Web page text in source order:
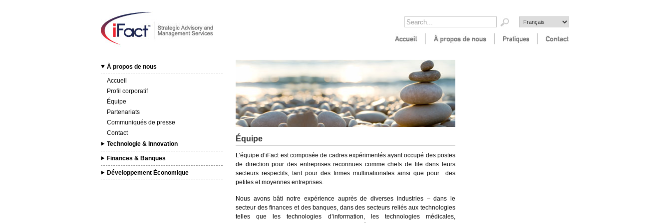
À propos de nous
Accueil
Profil corporatif
Équipe
Partenariats
Communiqués de presse
Contact
Technologie & Innovation
Finances & Banques
Développement Économique
Équipe
L’équipe d’iFact est composée de cadres expérimentés ayant occupé des postes
de direction pour des entreprises reconnues comme chefs de file dans leurs
secteurs respectifs, tant pour des firmes multinationales ainsi que pour des
petites et moyennes entreprises.
Nous avons bâti notre expérience auprès de diverses industries – dans le
secteur des finances et des banques, dans des secteurs reliés aux technologies
telles que les technologies d’information, les technologies médicales,